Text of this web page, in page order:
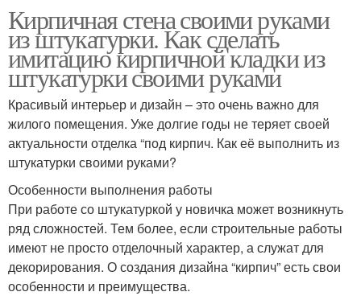
Кирпичная стена своими руками
из штукатурки. Как сделать
имитацию кирпичной кладки из
штукатурки своими руками
Красивый интерьер и дизайн – это очень важно для
жилого помещения. Уже долгие годы не теряет своей
актуальности отделка “под кирпич. Как её выполнить из
штукатурки своими руками?
Особенности выполнения работы
При работе со штукатуркой у новичка может возникнуть
ряд сложностей. Тем более, если строительные работы
имеют не просто отделочный характер, а служат для
декорирования. О создания дизайна “кирпич” есть свои
особенности и преимущества.